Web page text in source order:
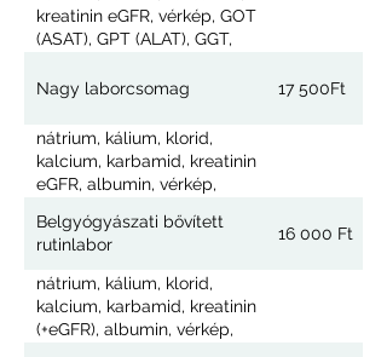
kreatinin eGFR, vérkép, GOT
(ASAT), GPT (ALAT), GGT,
összkoleszterin, triglicerid,
Nagy laborcsomag 17 500Ft
nátrium, kálium, klorid,
kalcium, karbamid, kreatinin
eGFR, albumin, vérkép,
(ASAT), GPT (ALAT), GGT,
LDH, bilirubin, összfehérje,
húgysav, CK (kreatinkináz),
CRP, vas, foszfor
(anorganikus foszfát),
Belgyógyászati bővített
rutinlabor
16 000 Ft
nátrium, kálium, klorid,
kalcium, karbamid, kreatinin
(+eGFR), albumin, vérkép,